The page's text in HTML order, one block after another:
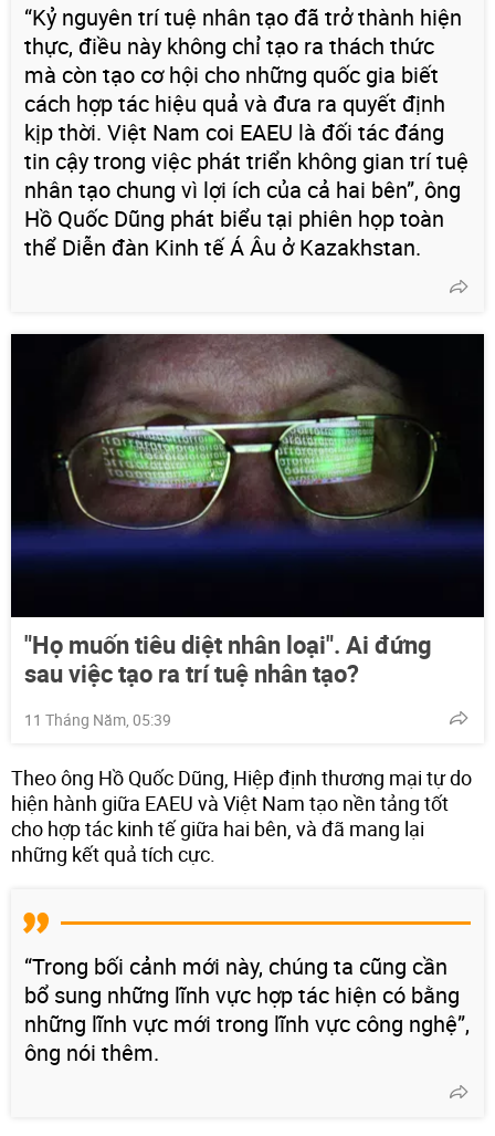
“Kỷ nguyên trí tuệ nhân tạo đã trở thành hiện
thực, điều này không chỉ tạo ra thách thức
mà còn tạo cơ hội cho những quốc gia biết
cách hợp tác hiệu quả và đưa ra quyết định
kịp thời. Việt Nam coi EAEU là đối tác đáng
tin cậy trong việc phát triển không gian trí tuệ
nhân tạo chung vì lợi ích của cả hai bên”, ông
Hồ Quốc Dũng phát biểu tại phiên họp toàn
thể Diễn đàn Kinh tế Á Âu ở Kazakhstan.
"Họ muốn tiêu diệt nhân loại". Ai đứng
sau việc tạo ra trí tuệ nhân tạo?
11 Tháng Năm, 05:39
Theo ông Hồ Quốc Dũng, Hiệp định thương mại tự do
hiện hành giữa EAEU và Việt Nam tạo nền tảng tốt
cho hợp tác kinh tế giữa hai bên, và đã mang lại
những kết quả tích cực.
“Trong bối cảnh mới này, chúng ta cũng cần
bổ sung những lĩnh vực hợp tác hiện có bằng
những lĩnh vực mới trong lĩnh vực công nghệ”,
ông nói thêm.